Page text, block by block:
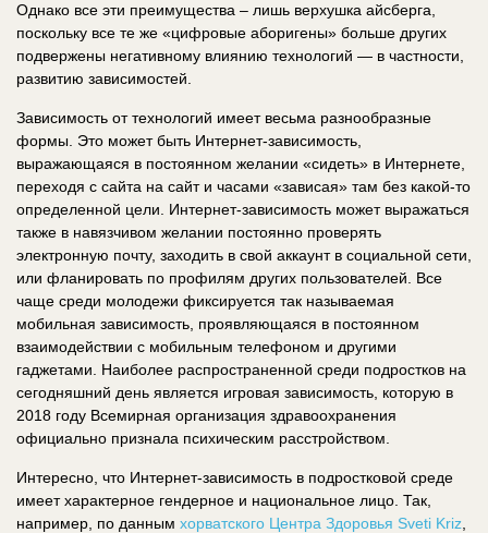
Однако все эти преимущества – лишь верхушка айсберга,
поскольку все те же «цифровые аборигены» больше других
подвержены негативному влиянию технологий — в частности,
развитию зависимостей.
Зависимость от технологий имеет весьма разнообразные
формы. Это может быть Интернет-зависимость,
выражающаяся в постоянном желании «сидеть» в Интернете,
переходя с сайта на сайт и часами «зависая» там без какой-то
определенной цели. Интернет-зависимость может выражаться
также в навязчивом желании постоянно проверять
электронную почту, заходить в свой аккаунт в социальной сети,
или фланировать по профилям других пользователей. Все
чаще среди молодежи фиксируется так называемая
мобильная зависимость, проявляющаяся в постоянном
взаимодействии с мобильным телефоном и другими
гаджетами. Наиболее распространенной среди подростков на
сегодняшний день является игровая зависимость, которую в
2018 году Всемирная организация здравоохранения
официально признала психическим расстройством.
Интересно, что Интернет-зависимость в подростковой среде
имеет характерное гендерное и национальное лицо. Так,
например, по данным хорватского Центра Здоровья Sveti Kriz